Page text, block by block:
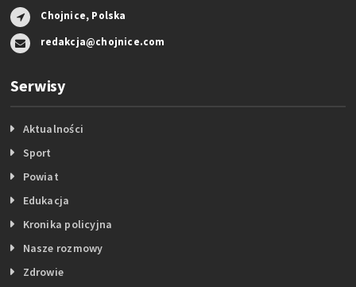
Chojnice, Polska
redakcja@chojnice.com
Serwisy
Aktualności
Sport
Powiat
Edukacja
Kronika policyjna
Nasze rozmowy
Zdrowie